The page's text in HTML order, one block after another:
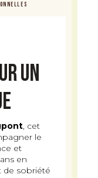
un
, cet
le
et
en
de sobriété